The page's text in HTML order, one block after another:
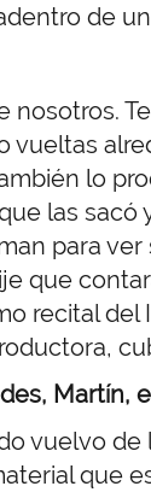
de
nosotros.
vueltas
lo
las sacó
para
que
recital del
Martín,
vuelvo
que